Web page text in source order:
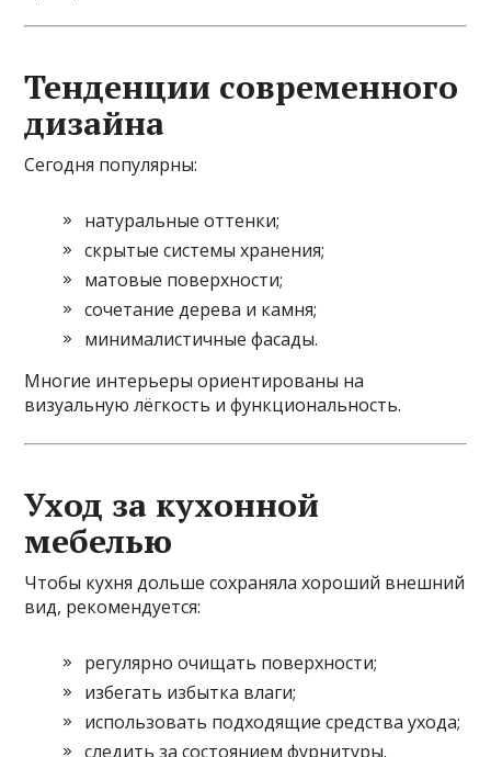
Тенденции современного
дизайна
Сегодня популярны:
натуральные оттенки;
скрытые системы хранения;
матовые поверхности;
сочетание дерева и камня;
минималистичные фасады.
Многие интерьеры ориентированы на
визуальную лёгкость и функциональность.
Уход за кухонной
мебелью
Чтобы кухня дольше сохраняла хороший внешний
вид, рекомендуется:
регулярно очищать поверхности;
избегать избытка влаги;
использовать подходящие средства ухода;
следить за состоянием фурнитуры.